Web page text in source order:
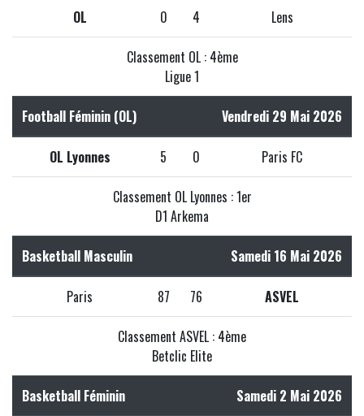
OL 0 4 Lens
Classement OL : 4ème
Ligue 1
Football Féminin (OL) Vendredi 29 Mai 2026
OL Lyonnes 5 0 Paris FC
Classement OL Lyonnes : 1er
D1 Arkema
Basketball Masculin Samedi 16 Mai 2026
Paris 87 76 ASVEL
Classement ASVEL : 4ème
Betclic Elite
Basketball Féminin Samedi 2 Mai 2026